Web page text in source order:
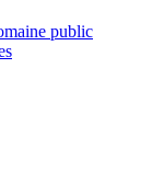
public